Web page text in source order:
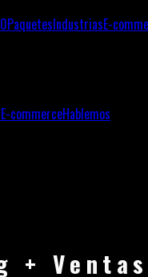
PaquetesIndustriasE-
E-commerceHablemos
+ Ve ntas